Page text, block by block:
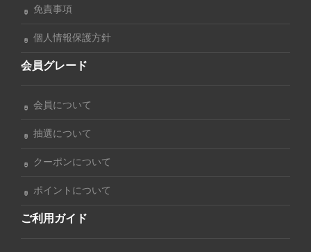
免責事項
個人情報保護方針
会員グレード
会員について
抽選について
クーポンについて
ポイントについて
ご利用ガイド